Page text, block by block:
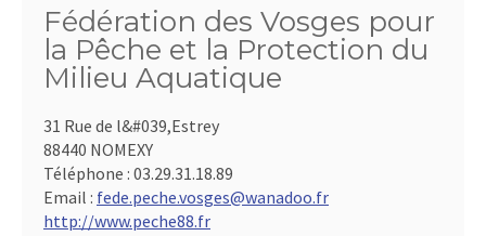
Fédération des Vosges pour
la Pêche et la Protection du
Milieu Aquatique
31 Rue de l&#039,Estrey
88440 NOMEXY
Téléphone : 03.29.31.18.89
Email : fede.peche.vosges@wanadoo.fr
http://www.peche88.fr